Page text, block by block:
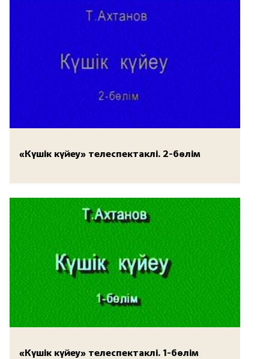
«Күшік күйеу» телеспектаклі. 2-бөлім
«Күшік күйеу» телеспектаклі. 1-бөлім